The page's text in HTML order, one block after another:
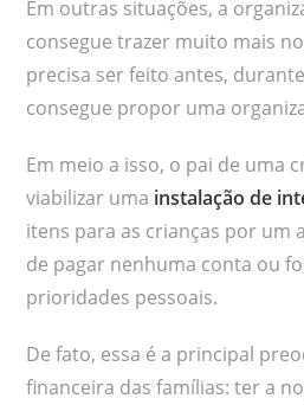
Em outras situações, a
consegue trazer muito mais
precisa ser feito antes,
consegue propor uma
Em meio a isso, o pai de uma
viabilizar uma instalação de
itens para as crianças por um
de pagar nenhuma conta ou
prioridades pessoais.
De fato, essa é a principal
financeira das famílias: ter a